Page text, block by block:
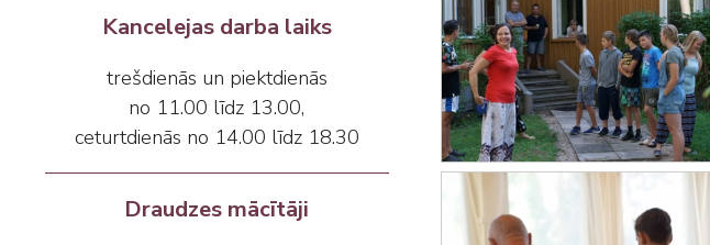
Kancelejas darba laiks
trešdienās un piektdienās
no 11.00 līdz 13.00,
ceturtdienās no 14.00 līdz 18.30
Draudzes mācītāji